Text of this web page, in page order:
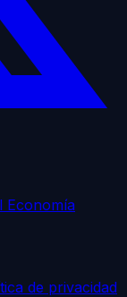
Economía
de privacidad